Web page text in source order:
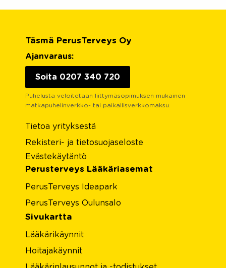
Täsmä PerusTerveys Oy
Ajanvaraus:
Soita 0207 340 720
Puhelusta veloitetaan liittymäsopimuksen mukainen
matkapuhelinverkko- tai paikallisverkkomaksu.
Tietoa yrityksestä
Rekisteri- ja tietosuojaseloste
Evästekäytäntö
Perusterveys Lääkäriasemat
PerusTerveys Ideapark
PerusTerveys Oulunsalo
Sivukartta
Lääkärikäynnit
Hoitajakäynnit